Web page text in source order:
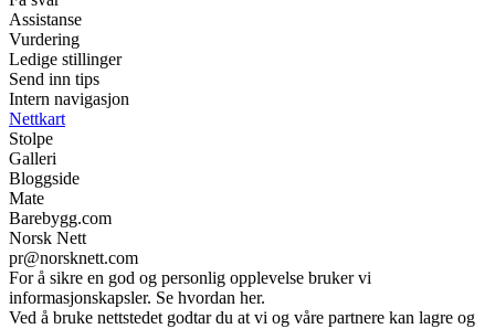
Assistanse
Vurdering
Ledige stillinger
Send inn tips
Intern navigasjon
Nettkart
Stolpe
Galleri
Bloggside
Mate
Barebygg.com
Norsk Nett
pr@norsknett.com
For å sikre en god og personlig opplevelse bruker vi
informasjonskapsler. Se hvordan her.
Ved å bruke nettstedet godtar du at vi og våre partnere kan lagre og